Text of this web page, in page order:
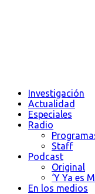
Investigación
Actualidad
Especiales
Radio
Staff
Podcast
Original
‘Y Ya es
En los medios